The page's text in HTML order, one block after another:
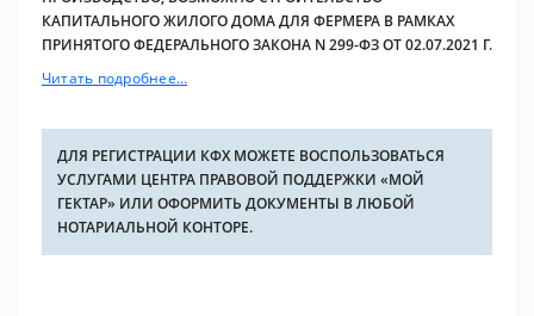
КАПИТАЛЬНОГО ЖИЛОГО ДОМА ДЛЯ ФЕРМЕРА В РАМКАХ
ПРИНЯТОГО ФЕДЕРАЛЬНОГО ЗАКОНА N 299-ФЗ ОТ 02.07.2021 Г.
Читать подробнее…
ДЛЯ РЕГИСТРАЦИИ КФХ МОЖЕТЕ ВОСПОЛЬЗОВАТЬСЯ
УСЛУГАМИ ЦЕНТРА ПРАВОВОЙ ПОДДЕРЖКИ «МОЙ
ГЕКТАР» ИЛИ ОФОРМИТЬ ДОКУМЕНТЫ В ЛЮБОЙ
НОТАРИАЛЬНОЙ КОНТОРЕ.